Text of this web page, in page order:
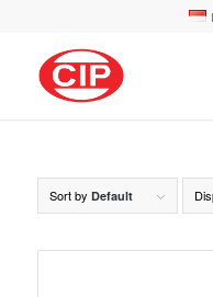
Sort by Default